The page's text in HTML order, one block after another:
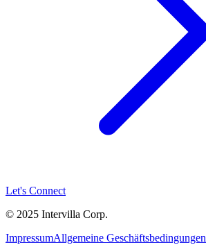
Let's Connect
© 2025 Intervilla Corp.
ImpressumAllgemeine Geschäftsbedingungen